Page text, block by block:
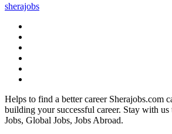
sherajobs
Helps to find a better career Sherajobs.com
building your successful career. Stay with us
Jobs, Global Jobs, Jobs Abroad.